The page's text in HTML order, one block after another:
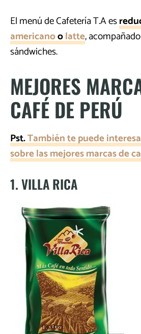
El menú de Cafetería T.A es
americanoolatte,
sándwiches.
MEJORES
CAFÉ DE PERÚ
Pst.También te puede
sobre las mejores marcas de
1. VILLA RICA